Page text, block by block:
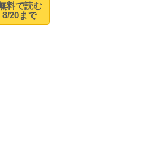
料で読む
8/20まで